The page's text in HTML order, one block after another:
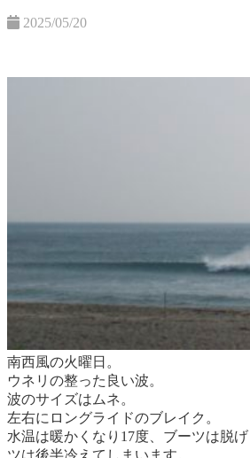
2025/05/20
南西風の火曜日。
ウネリの整った良い波。
波のサイズはムネ。
左右にロングライドのブレイク。
水温は暖かくなり17度、ブーツは脱
ツは後半冷えてしまいます。